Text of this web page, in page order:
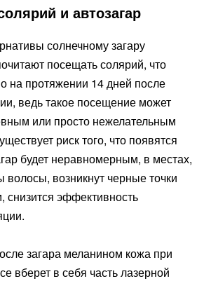
и автозагар
солнечному загару
посещать солярий, что
на протяжении 14 дней после
ведь такое посещение может
или просто нежелательным
риск того, что появятся
будет неравномерным, в местах,
волосы, возникнут черные точки
снизится эффективность
загара меланином кожа при
вберет в себя часть лазерной